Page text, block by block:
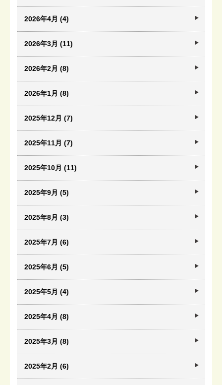
2026年4月 (4)
2026年3月 (11)
2026年2月 (8)
2026年1月 (8)
2025年12月 (7)
2025年11月 (7)
2025年10月 (11)
2025年9月 (5)
2025年8月 (3)
2025年7月 (6)
2025年6月 (5)
2025年5月 (4)
2025年4月 (8)
2025年3月 (8)
2025年2月 (6)